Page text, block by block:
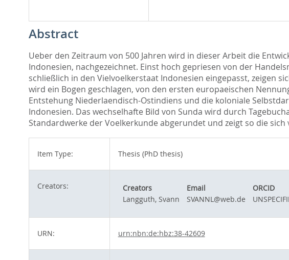
Abstract
Ueber den Zeitraum von 500 Jahren wird in dieser Arbeit die
Indonesien, nachgezeichnet. Einst hoch gepriesen von der
schließlich in den Vielvoelkerstaat Indonesien eingepasst, zeigen
wird ein Bogen geschlagen, von den ersten europaeischen
Entstehung Niederlaendisch-Ostindiens und die koloniale
Indonesien. Das wechselhafte Bild von Sunda wird durch
Standardwerke der Voelkerkunde abgerundet und zeigt so die
Item Type: Thesis (PhD thesis)
Creators: Creators Email ORCID
Langguth, Svann
SVANNL@web.de
URN: urn:nbn:de:hbz:38-42609